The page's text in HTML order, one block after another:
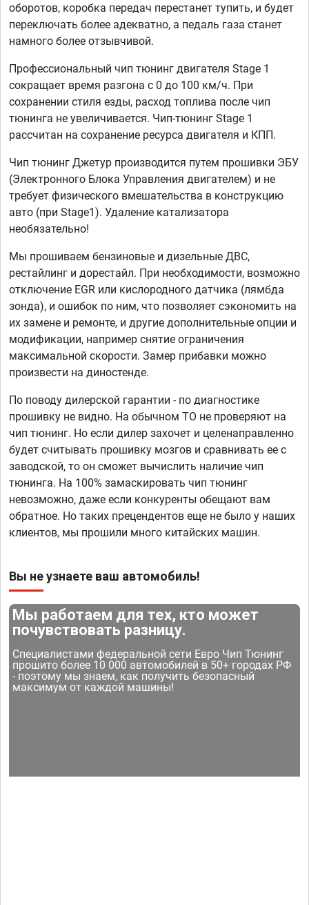
оборотов, коробка передач перестанет тупить, и будет
переключать более адекватно, а педаль газа станет
намного более отзывчивой.
Профессиональный чип тюнинг двигателя Stage 1
сокращает время разгона с 0 до 100 км/ч. При
сохранении стиля езды, расход топлива после чип
тюнинга не увеличивается. Чип-тюнинг Stage 1
рассчитан на сохранение ресурса двигателя и КПП.
Чип тюнинг Джетур производится путем прошивки ЭБУ
(Электронного Блока Управления двигателем) и не
требует физического вмешательства в конструкцию
авто (при Stage1). Удаление катализатора
необязательно!
Мы прошиваем бензиновые и дизельные ДВС,
рестайлинг и дорестайл. При необходимости, возможно
отключение EGR или кислородного датчика (лямбда
зонда), и ошибок по ним, что позволяет сэкономить на
их замене и ремонте, и другие дополнительные опции и
модификации, например снятие ограничения
максимальной скорости. Замер прибавки можно
произвести на диностенде.
По поводу дилерской гарантии - по диагностике
прошивку не видно. На обычном ТО не проверяют на
чип тюнинг. Но если дилер захочет и целенаправленно
будет считывать прошивку мозгов и сравнивать ее с
заводской, то он сможет вычислить наличие чип
тюнинга. На 100% замаскировать чип тюнинг
невозможно, даже если конкуренты обещают вам
обратное. Но таких прецендентов еще не было у наших
клиентов, мы прошили много китайских машин.
Вы не узнаете ваш автомобиль!
Мы работаем для тех, кто может
почувствовать разницу.
Специалистами федеральной сети Евро Чип Тюнинг
прошито более 10 000 автомобилей в 50+ городах РФ
- поэтому мы знаем, как получить безопасный
максимум от каждой машины!